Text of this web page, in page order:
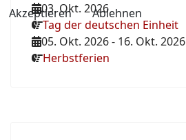
03. Okt. 2026
Tag der deutschen Einheit
05. Okt. 2026- 16. Okt. 2026
Herbstferien
Akzeptieren
Ablehnen